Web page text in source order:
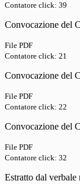
Contatore click: 39
Convocazione del
File PDF
Contatore click: 21
Convocazione del
File PDF
Contatore click: 22
Convocazione del
File PDF
Contatore click: 32
Estratto dal verbale